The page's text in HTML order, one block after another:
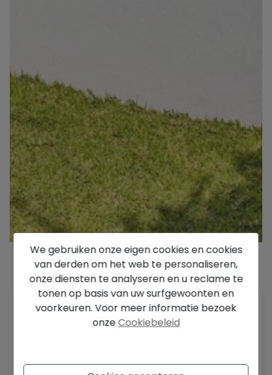
Beschrijving
Ontdek deze indrukwekkende moderne villa, een
architectonische juweel gelegen op slechts 5
Cumbre del Sol. Deze volledig gerenoveerde
We gebruiken onze eigen cookies en cookies
van derden om het web te personaliseren,
onze diensten te analyseren en u reclame te
tonen op basis van uw surfgewoonten en
voorkeuren. Voor meer informatie bezoek
onzeCookiebeleid